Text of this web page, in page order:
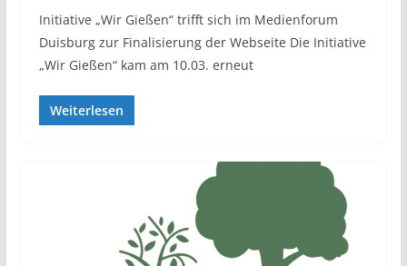
Initiative „Wir Gießen“ trifft sich im Medienforum
Duisburg zur Finalisierung der Webseite Die Initiative
„Wir Gießen“ kam am 10.03. erneut
Weiterlesen